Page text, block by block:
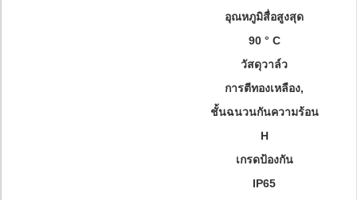
อุณหภูมิสื่อสูงสุด
90 ° C
วัสดุวาล์ว
การตีทองเหลือง,
ชั้นฉนวนกันความร้อน
H
เกรดป้องกัน
IP65